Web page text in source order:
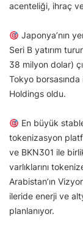
acenteliği, ihraç
Japonya’nın
Seri B yatırım
38 milyon dolar)
Tokyo
Holdings oldu.
En büyük
tokenizasyon
ve BKN301 ile
varlıklarını
Arabistan’ın
ileride enerji ve
planlanıyor.